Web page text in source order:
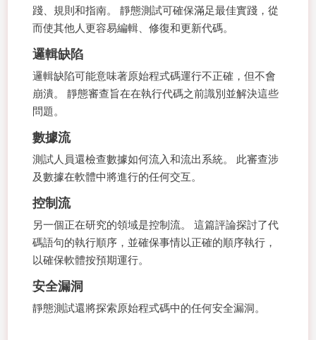
踐、規則和指南。 靜態測試可確保滿足最佳實踐，從
而使其他人更容易編輯、修復和更新代碼。
邏輯缺陷
邏輯缺陷可能意味著原始程式碼運行不正確，但不會
崩潰。 靜態審查旨在在執行代碼之前識別並解決這些
問題。
數據流
測試人員還檢查數據如何流入和流出系統。 此審查涉
及數據在軟體中將進行的任何交互。
控制流
另一個正在研究的領域是控制流。 這篇評論探討了代
碼語句的執行順序，並確保事情以正確的順序執行，
以確保軟體按預期運行。
安全漏洞
靜態測試還將探索原始程式碼中的任何安全漏洞。